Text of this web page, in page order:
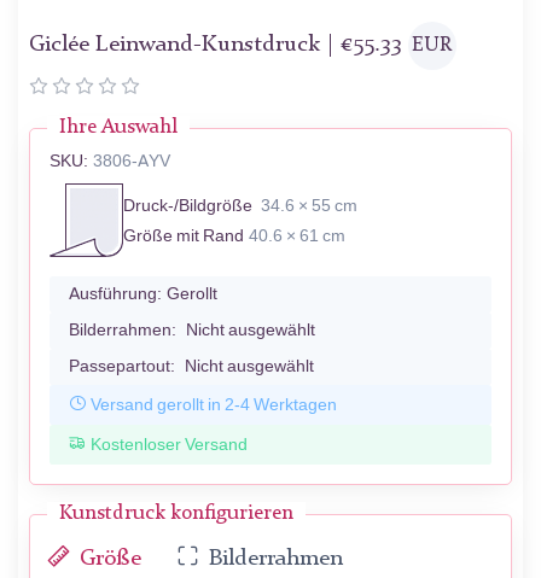
Giclée Leinwand-Kunstdruck | €55.33 EUR
Ihre Auswahl
SKU: 3806-AYV
Druck-/Bildgröße 34.6 × 55 cm
Größe mit Rand 40.6 × 61 cm
Ausführung: Gerollt
Bilderrahmen: Nicht ausgewählt
Passepartout: Nicht ausgewählt
Versand gerollt in 2-4 Werktagen
Kostenloser Versand
Kunstdruck konfigurieren
Größe Bilderrahmen